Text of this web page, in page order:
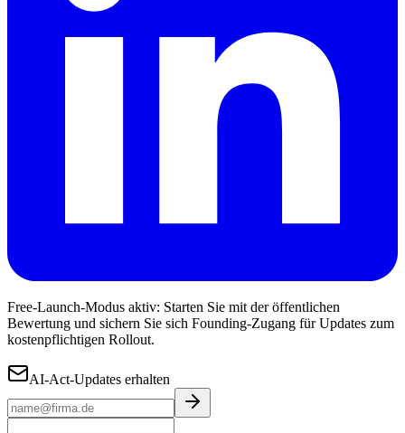
Free-Launch-Modus aktiv: Starten Sie mit der öffentlichen
Bewertung und sichern Sie sich Founding-Zugang für Updates zum
kostenpflichtigen Rollout.
AI-Act-Updates erhalten